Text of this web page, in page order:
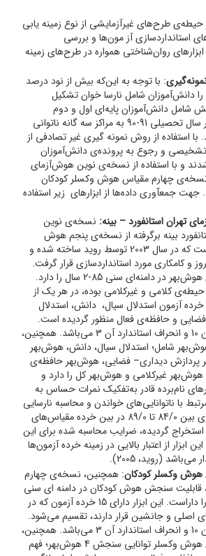
طرح‌های غیرآزمایشی از نوع زمینه یابی
استانداردسازی آز مون‌ها و بررسی
روان‌شناختی همواره در طرح‌های زمینه
: با توجه به این‌که بیش از نود درصد
را دانش‌آموزان شامل نارسا خوان تشکیل
شامل دانش‌آموزان پایه‌ای اول و دوم
نارساخوانی است که در سال تحصیلی 91-90 به مراکز سه گانه ناتوانی
با استفاده از روش نمونه گیری غیر تصادفی از
و رجوع به پرونده‌ی دانش‌آموزان
انتخاب شدند و با استفاده از نسخه‌ی نوین هوش‌آزمای
نسخه‌ی چهارم مقیاس هوش وکسلر کودکان
جهت جمع­آوری داده‌ها از ابزارهای زیر استفاده
تهران استانفورد – بینه: نسخه‌ی نوین
بینه برگرفته از نسخه‌ی پنجم هوش
آزمای استانفورد بینه است که در سال 2003 توسط روید ساخته شده و
توسط افروز و کامکاری مورد استانداردسازی قرار گرفت.
این نسخه توان ارائه‌ی هوش‌بهر در دامنه‌ای سنی 85-2 سال را دارد.
حیطه‌ی کلامی و غیرکلامی بوده، در هر یک از
آزمون استدلال سیال، دانش، استدلال
و حافظه‌ی فعال منظور گردیده است.
میانگین هر خرده آزمون 10 و انحراف استاندارد آن 3 می‌باشد. همچنین،
ابزار توان ارائه 8 هوش‌بهر شامل؛ استدلال سیال، دانش، هوش‌بهر
پردازش دیداری– فضایی، هوش‌بهر حافظه‌ی
غیرکلامی و هوش‌بهر کل را دارد و
نام‌برده قادر به‌تفکیک نمرات حساس به
با ناتوانایی‌های خواندن و محاسبه نارسایی
می‌باشد. ضرایب اعتباری بین 84/0 تا 89/0 در بین خرده مقیاس‌های
گردیده، ضرایب محاسبه شده برای این
ابزار از اعتبار بالایی در زمینه خرده آزمون‌ها
(روید، 2005).
وکسلر کودکان: همچنین، نسخه‌ی چهارم
کودکان (2003)، قابلیت سنجش هوش کودکان در دامنه ای سنی
6 تا 16سال و یازده ماه را داراست. این ابزار دارای 15 خرده آزمون که در
اصلی و جانشین قرار دارند، تقسیم می‌شود.
میانگین هر خرده آزمون 10 و انحراف استاندارد آن 3 می‌باشد. همچنین،
نسخه‌ی چهارم مقیاس هوش وکسلر توانایی سنجش 4 هوش‌بهر؛ فهم